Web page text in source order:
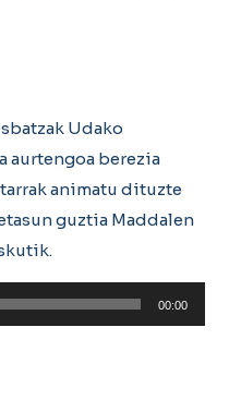
Udako
aurtengoa berezia
animatu dituzte
guztia Maddalen
00:00